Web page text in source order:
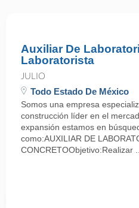
Auxiliar De
Laboratorista
JULIO
Todo Estado De México
Somos una empresa
construcción líder en el
expansión estamos en
como:AUXILIAR DE
CONCRETOObjetivo:Realizar ...